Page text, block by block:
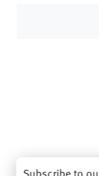
For
Subscribe to